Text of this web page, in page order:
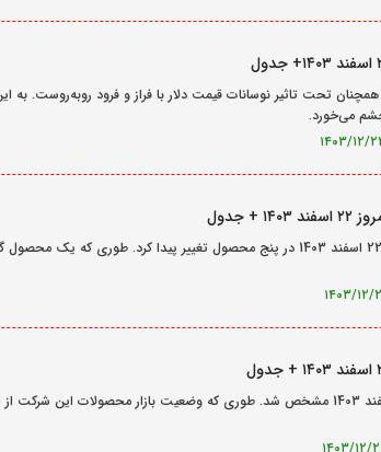
قیمت خودرو امروز 23 اسفند 1403 همچنان تحت تاثیر نوسانات قیمت دلار با فراز و‌ فرود
جدول
قیمت محصولات بهمن موتور امروز 22 اسفند 1403 در پنج محصول تغییر پیدا کرد.
قیمت محصولات سایپا امروز 22 اسفند 1403 مشخص شد. طوری که وضعیت بازار محصولات